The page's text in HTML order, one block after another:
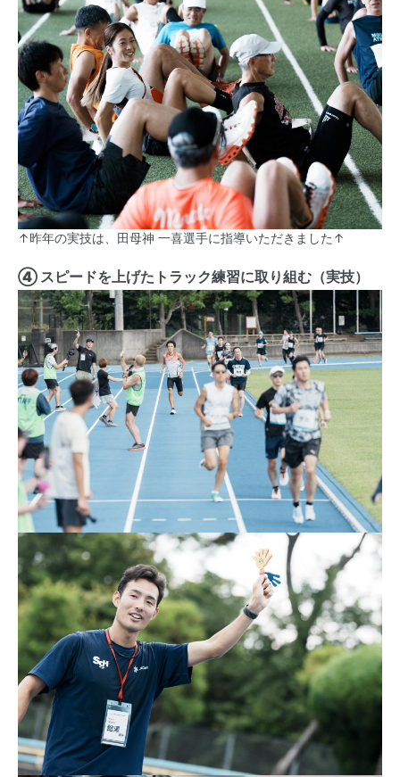
↑昨年の実技は、田母神 一喜選手に指導いただきました↑
④ スピードを上げたトラック練習に取り組む（実技）